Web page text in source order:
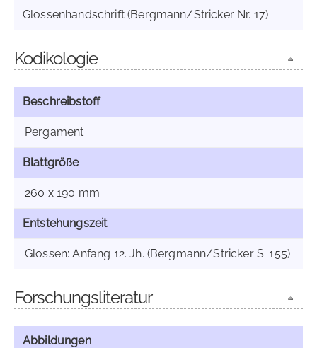
Glossenhandschrift (Bergmann/Stricker Nr. 17)
Kodikologie
Beschreibstoff
Pergament
Blattgröße
260 x 190 mm
Entstehungszeit
Glossen: Anfang 12. Jh. (Bergmann/Stricker S. 155)
Forschungsliteratur
Abbildungen